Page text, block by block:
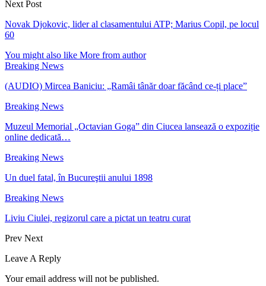
Next Post
Novak Djokovic, lider al clasamentului ATP; Marius Copil, pe locul
60
You might also like More from author
Breaking News
(AUDIO) Mircea Baniciu: „Ramâi tânăr doar făcând ce-ți place”
Breaking News
Muzeul Memorial „Octavian Goga” din Ciucea lansează o expoziție
online dedicată…
Breaking News
Un duel fatal, în Bucureştii anului 1898
Breaking News
Liviu Ciulei, regizorul care a pictat un teatru curat
Prev Next
Leave A Reply
Your email address will not be published.